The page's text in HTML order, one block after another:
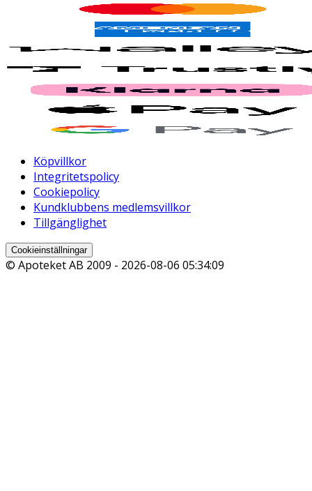
Köpvillkor
Integritetspolicy
Cookiepolicy
Kundklubbens medlemsvillkor
Tillgänglighet
Cookieinställningar
© Apoteket AB 2009 - 2026-08-06 05:34:09